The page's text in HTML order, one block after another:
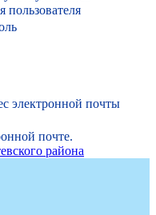
пользователя
электронной почты
почте.
района